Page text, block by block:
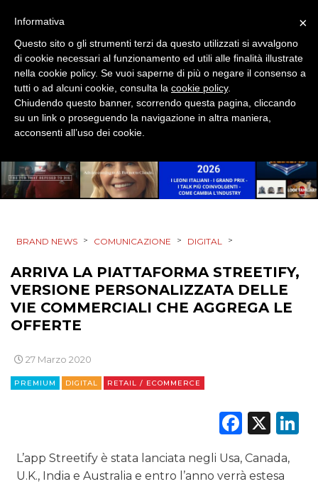
MOBILE
PROMOZIONI
PRODOTTI
PUNTI VENDITA
CSR
STRATEGIE
DIGITALE
RADIO / AUDIO
BRAND NEWS > COMUNICAZIONE > DIGITAL >
ARRIVA LA PIATTAFORMA STREETIFY,
VERSIONE PERSONALIZZATA DELLE
VIE COMMERCIALI CHE AGGREGA LE
OFFERTE
27 Marzo 2020
PREMIUM DIGITAL RETAIL / ECOMMERCE
X
L’app Streetify è stata lanciata negli Usa, Canada,
U.K., India e Australia e entro l’anno verrà estesa
×
Informativa
Questo sito o gli strumenti terzi da questo utilizzati si avvalgono
di cookie necessari al funzionamento ed utili alle finalità illustrate
nella cookie policy. Se vuoi saperne di più o negare il consenso a
tutti o ad alcuni cookie, consulta la cookie policy.
Chiudendo questo banner, scorrendo questa pagina, cliccando
su un link o proseguendo la navigazione in altra maniera,
acconsenti all’uso dei cookie.